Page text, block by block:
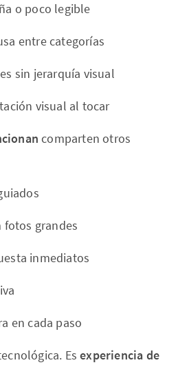
o poco legible
entre categorías
sin jerarquía visual
visual al tocar
comparten otros
fotos grandes
inmediatos
en cada paso
Esexperiencia de